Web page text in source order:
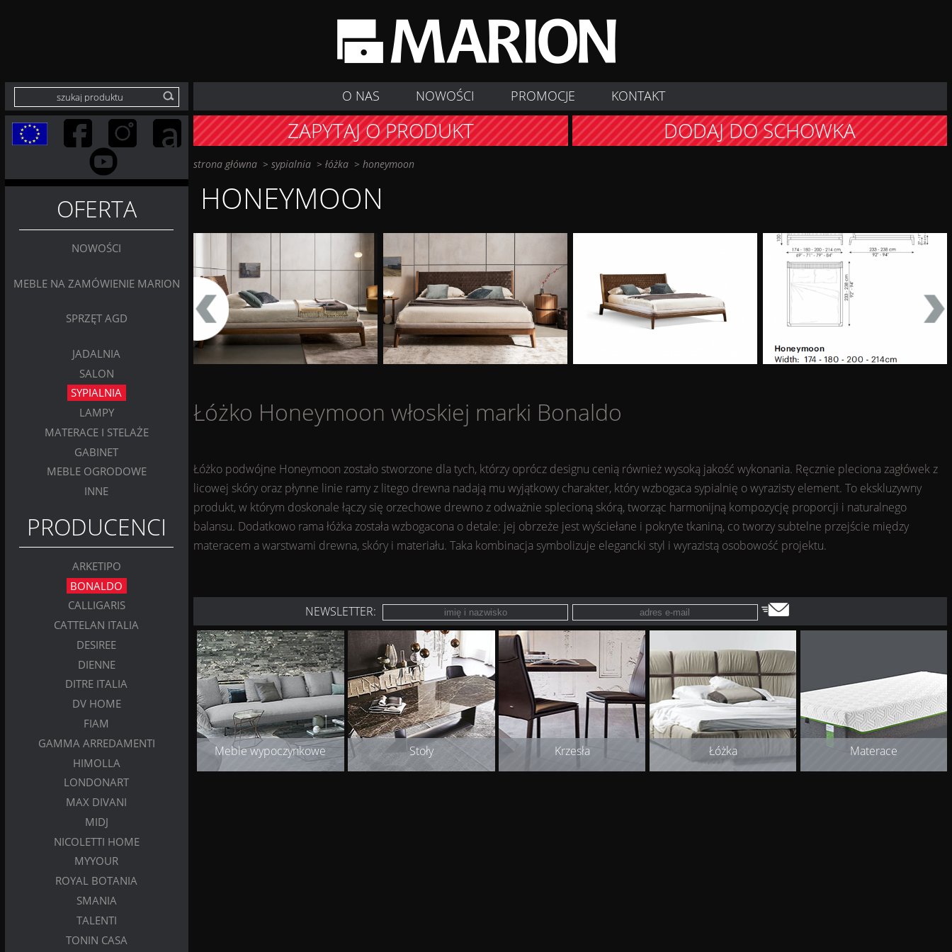
O NAS NOWOŚCI PROMOCJE KONTAKT
OFERTA
NOWOŚCI
MEBLE NA ZAMÓWIENIE MARION
SPRZĘT AGD
JADALNIA
SALON
SYPIALNIA
LAMPY
MATERACE I STELAŻE
GABINET
MEBLE OGRODOWE
INNE
PRODUCENCI
ARKETIPO
BONALDO
CALLIGARIS
CATTELAN ITALIA
DESIREE
DIENNE
DITRE ITALIA
DV HOME
FIAM
GAMMA ARREDAMENTI
HIMOLLA
LONDONART
MAX DIVANI
MIDJ
NICOLETTI HOME
MYYOUR
ROYAL BOTANIA
SMANIA
TALENTI
TONIN CASA
ZAPYTAJ O PRODUKT DODAJ DO SCHOWKA
strona główna> sypialnia> łóżka> honeymoon
HONEYMOON
Łóżko Honeymoon włoskiej marki Bonaldo
Łóżko podwójne Honeymoon zostało stworzone dla tych, którzy oprócz designu cenią również wysoką jakość wykonania. Ręcznie pleciona zagłówek z
licowej skóry oraz płynne linie ramy z litego drewna nadają mu wyjątkowy charakter, który wzbogaca sypialnię o wyrazisty element. To ekskluzywny
produkt, w którym doskonale łączy się orzechowe drewno z odważnie splecioną skórą, tworząc harmonijną kompozycję proporcji i naturalnego
balansu. Dodatkowo rama łóżka została wzbogacona o detale: jej obrzeże jest wyściełane i pokryte tkaniną, co tworzy subtelne przejście między
materacem a warstwami drewna, skóry i materiału. Taka kombinacja symbolizuje elegancki styl i wyrazistą osobowość projektu.
NEWSLETTER:
Meble wypoczynkowe Stoły Krzesła Łóżka Materace